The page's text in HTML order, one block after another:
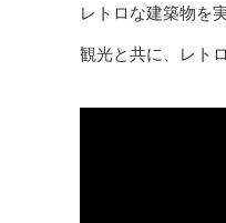
レトロな建築物を
観光と共に、レト